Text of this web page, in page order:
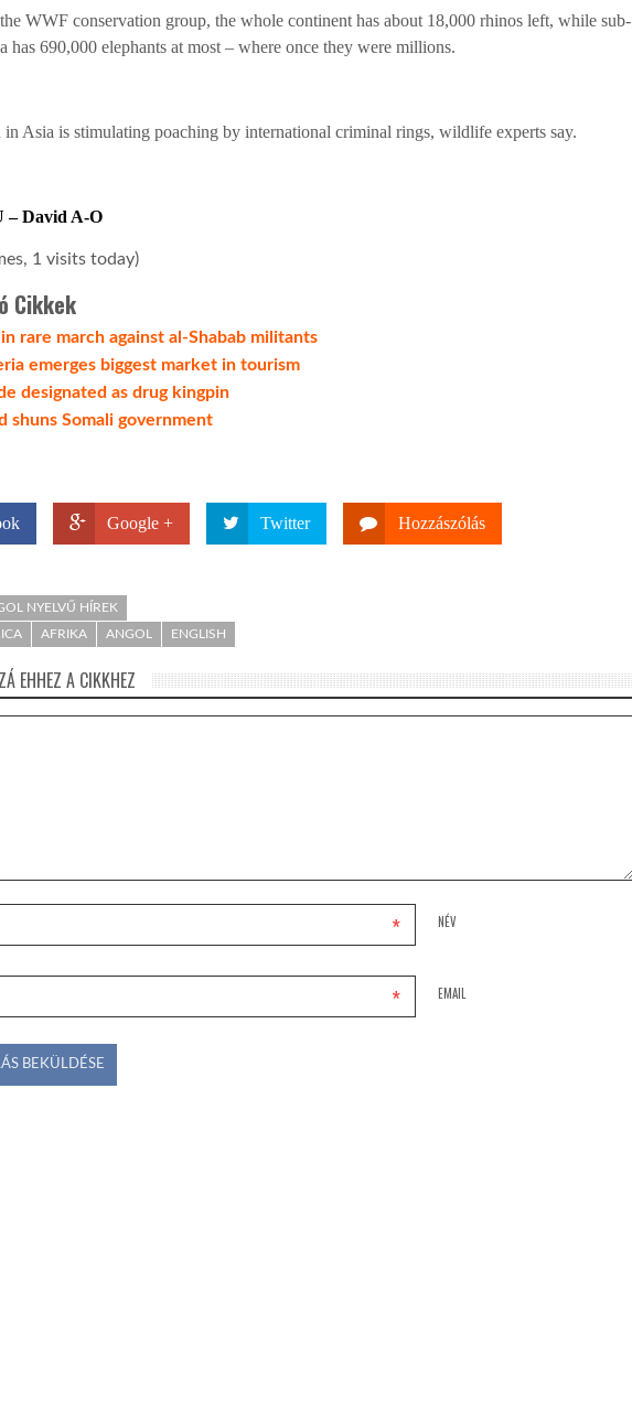
WWF conservation group, the whole continent has about 18,000 rhinos left, while sub-
has 690,000 elephants at most – where once they were millions.
in Asia is stimulating poaching by international criminal rings, wildlife experts say.
– David A-O
1 visits today)
Cikkek
rare march against al-Shabab militants
emerges biggest market in tourism
designated as drug kingpin
shuns Somali government
Google + Twitter Hozzászólás
NYELVŰ HÍREK
AFRIKA ANGOL ENGLISH
EHHEZ A CIKKHEZ
NÉV
*
EMAIL
*